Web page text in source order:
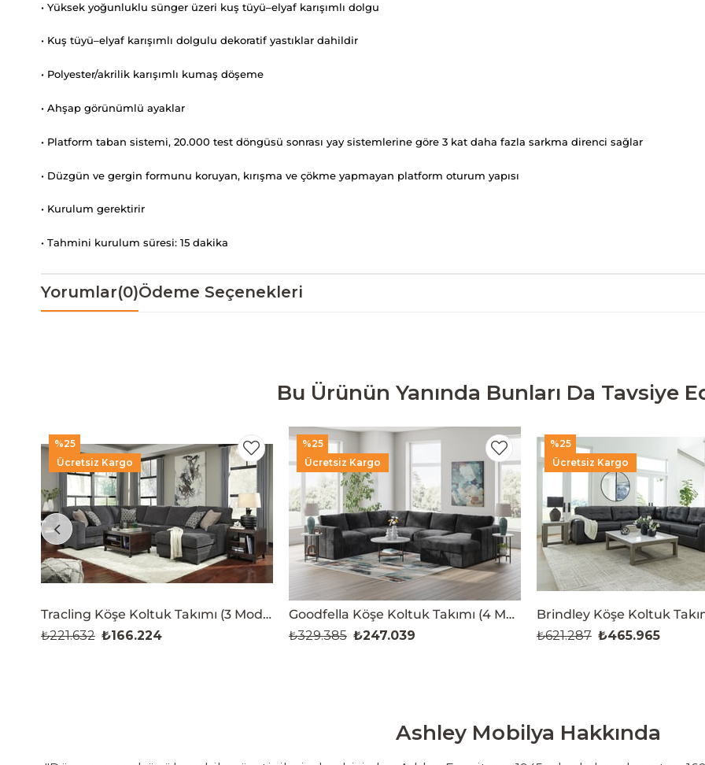
• Yüksek yoğunluklu sünger üzeri kuş tüyü–elyaf karışımlı dolgu
• Kuş tüyü–elyaf karışımlı dolgulu dekoratif yastıklar dahildir
• Polyester/akrilik karışımlı kumaş döşeme
• Ahşap görünümlü ayaklar
• Platform taban sistemi, 20.000 test döngüsü sonrası yay sistemlerine göre 3 kat daha fazla sarkma direnci sağlar
• Düzgün ve gergin formunu koruyan, kırışma ve çökme yapmayan platform oturum yapısı
• Kurulum gerektirir
• Tahmini kurulum süresi: 15 dakika
Yorumlar(0)Ödeme Seçenekleri
Bu Ürünün Yanında Bunları Da Tavsiye
Tracling Köşe Koltuk Takımı (3 Modül)
₺166.224
₺221.632
Ücretsiz Kargo
%25
Goodfella Köşe Koltuk Takımı (4 Modül)
₺247.039
₺329.385
Ücretsiz Kargo
%25
₺465.965
₺621.287
Ücretsiz Kargo
%25
Ashley Mobilya Hakkında